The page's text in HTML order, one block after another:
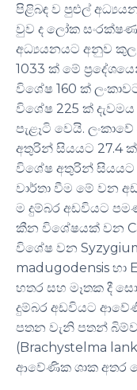
පිළිබඳ ව පුළුල්
වුව ද ලෝක
අධ්‍යයනයට අනුව කුල
1033 ක් මේ
විශේෂ 160 ක්
විශේෂ 225 ක්
පැළෑටි වෙයි.
අතුරින් සියයට 27.4
විශේෂ අතුරින් සියයට
වාර්තා වීම මේ වන
ම දුම්බර අඩවියට
කීන විශේෂයක් වන
විශේෂ වන
madugodensis හා
හතර සහ මෑතක දී
දුම්බර අඩවියට
පතන වැනි පතන්
(Brachystelma
ආවේණික ශාක අතර